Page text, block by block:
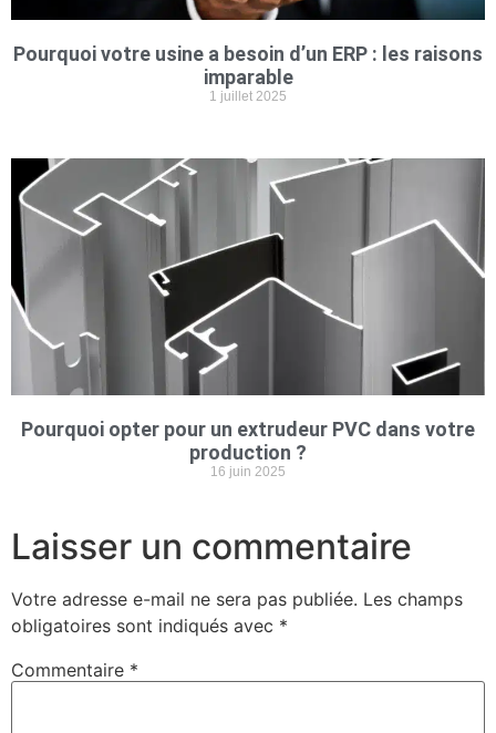
Pourquoi votre usine a besoin d’un ERP : les raisons
imparable
1 juillet 2025
Pourquoi opter pour un extrudeur PVC dans votre
production ?
16 juin 2025
Laisser un commentaire
Votre adresse e-mail ne sera pas publiée. Les champs
obligatoires sont indiqués avec *
Commentaire *